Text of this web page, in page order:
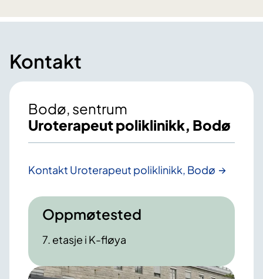
Kontakt
Bodø, sentrum
Uroterapeut poliklinikk, Bodø
Kontakt Uroterapeut poliklinikk, Bodø
Oppmøtested
7. etasje i K-fløya